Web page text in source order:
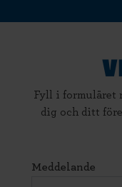
Fyll i formuläret
dig och ditt
Meddelande